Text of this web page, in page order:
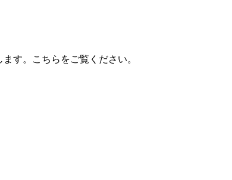
す。こちらをご覧ください。